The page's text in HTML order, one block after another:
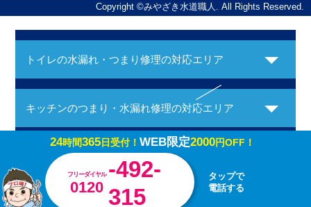
Copyright ©みやざき水道職人. All Rights Reserved.
トイレの水漏れ・つまり修理の対応エリア
キッチンのつまり・水漏れ修理の対応エリア
お風呂の水漏れ・つまり修理の対応エリア
24時間365日受付！ WEB限定2000円OFF！
フリーダイヤル
0120
-492-
315
タップで
電話する